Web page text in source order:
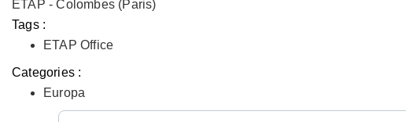
ETAP - Colombes (Paris)
Tags :
ETAP Office
Categories :
Europa